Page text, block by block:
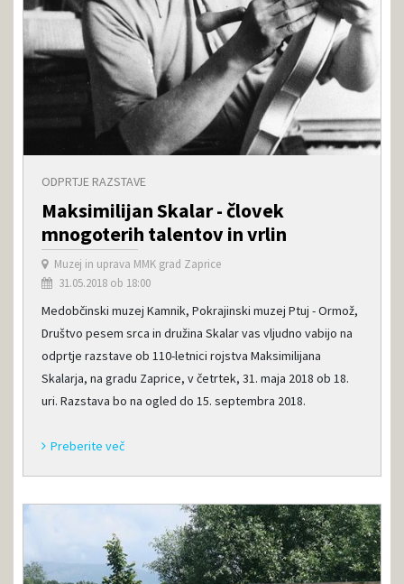
ODPRTJE RAZSTAVE
Maksimilijan Skalar - človek
mnogoterih talentov in vrlin
Muzej in uprava MMK grad Zaprice
31.05.2018 ob 18:00
Medobčinski muzej Kamnik, Pokrajinski muzej Ptuj - Ormož,
Društvo pesem srca in družina Skalar vas vljudno vabijo na
odprtje razstave ob 110-letnici rojstva Maksimilijana
Skalarja, na gradu Zaprice, v četrtek, 31. maja 2018 ob 18.
uri. Razstava bo na ogled do 15. septembra 2018.
Preberite več